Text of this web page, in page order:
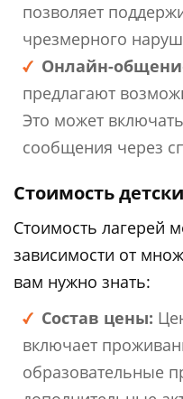
позволяет
чрезмерного
Онлайн-
предлагают
Это может
сообщения через
Стоимость
Стоимость лагерей
зависимости от
вам нужно знать:
Состав цены:
включает
образовательные